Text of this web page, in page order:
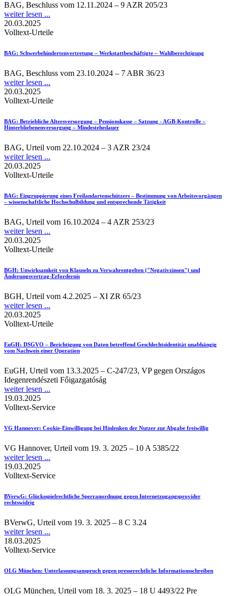
BAG, Beschluss vom 12.11.2024 – 9 AZR 205/23
weiter lesen ...
20.03.2025
Volltext-Urteile
BAG: Schwerbehindertenvertretung – Werkstattbeschäftigte – Wahlberechtigung
BAG, Beschluss vom 23.10.2024 – 7 ABR 36/23
weiter lesen ...
20.03.2025
Volltext-Urteile
BAG: Betriebliche Altersversorgung – Pensionskasse – Satzung - AGB-Kontrolle –
Hinterbliebenenversorgung – Mindestehedauer
BAG, Urteil vom 22.10.2024 – 3 AZR 23/24
weiter lesen ...
20.03.2025
Volltext-Urteile
BAG: Eingruppierung eines Freilandartenschützers – Bestimmung von Arbeitsvorgängen
– wissenschaftliche Hochschulbildung und entsprechende Tätigkeit
BAG, Urteil vom 16.10.2024 – 4 AZR 253/23
weiter lesen ...
20.03.2025
Volltext-Urteile
BGH: Unwirksamkeit von Klauseln zu Verwahrentgelten ("Negativzinsen") und
Änderungsvertrag-Erfordernis
BGH, Urteil vom 4.2.2025 – XI ZR 65/23
weiter lesen ...
20.03.2025
Volltext-Urteile
EuGH: DSGVO – Berichtigung von Daten betreffend Geschlechtsidentität unabhängig
vom Nachweis einer Operation
EuGH, Urteil vom 13.3.2025 – C-247/23, VP gegen Országos
Idegenrendészeti Főigazgatóság
weiter lesen ...
19.03.2025
Volltext-Service
VG Hannover: Cookie-Einwilligung bei Hinlenken der Nutzer zur Abgabe freiwillig
VG Hannover, Urteil vom 19. 3. 2025 – 10 A 5385/22
weiter lesen ...
19.03.2025
Volltext-Service
BVerwG: Glücksspielrechtliche Sperranordnung gegen Internetzugangsprovider
rechtswidrig
BVerwG, Urteil vom 19. 3. 2025 – 8 C 3.24
weiter lesen ...
18.03.2025
Volltext-Service
OLG München: Unterlassungsanspruch gegen presserechtliche Informationsschreiben
OLG München, Urteil vom 18. 3. 2025 – 18 U 4493/22 Pre